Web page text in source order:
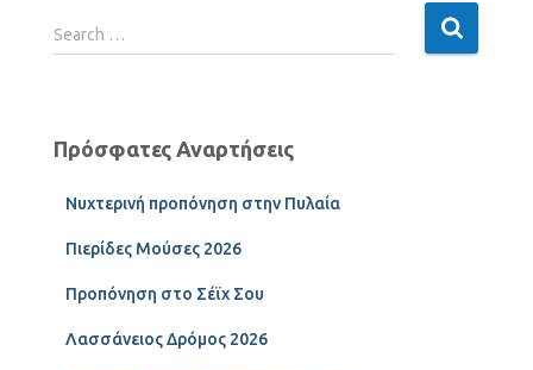
Search …
Πρόσφατες Αναρτήσεις
Νυχτερινή προπόνηση στην Πυλαία
Πιερίδες Μούσες 2026
Προπόνηση στο Σέϊχ Σου
Λασσάνειος Δρόμος 2026